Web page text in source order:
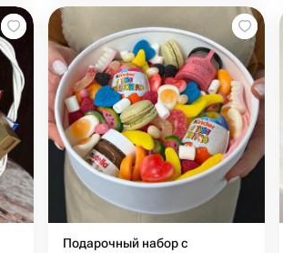
Подарочный набор с